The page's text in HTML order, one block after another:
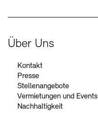
Über Uns
Kontakt
Presse
Stellenangebote
Vermietungen und Events
Nachhaltigkeit